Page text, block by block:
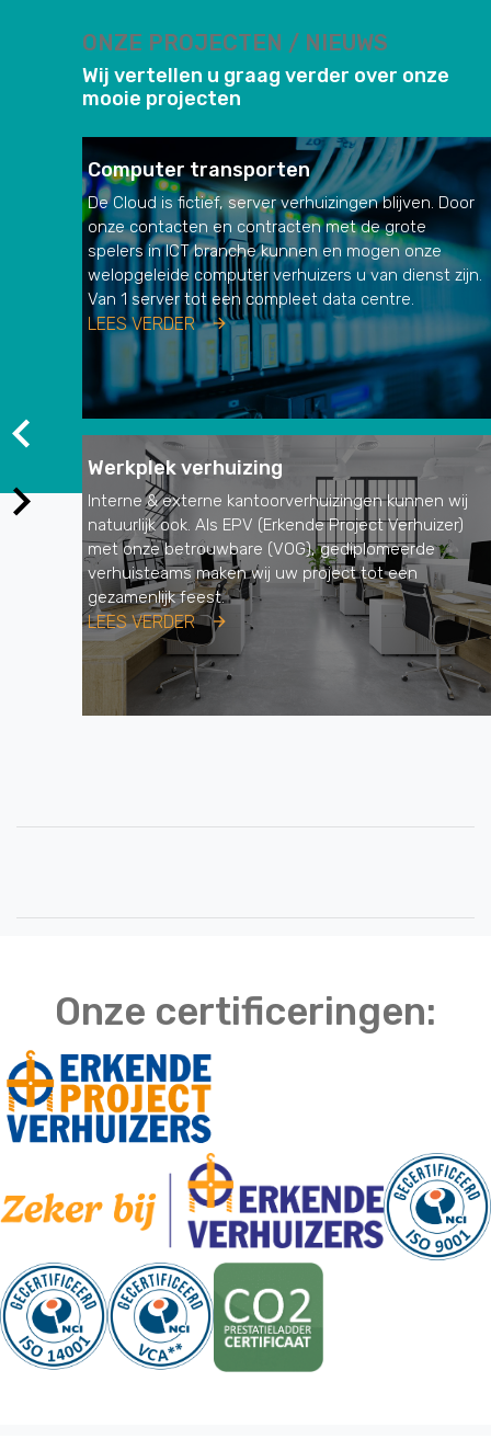
ONZE PROJECTEN / NIEUWS
Wij vertellen u graag verder over onze
mooie projecten
Computer transporten
De Cloud is fictief, server verhuizingen blijven. Door
onze contacten en contracten met de grote
spelers in ICT branche kunnen en mogen onze
welopgeleide computer verhuizers u van dienst zijn.
Van 1 server tot een compleet data centre.
LEES VERDER
Werkplek verhuizing
Interne & externe kantoorverhuizingen kunnen wij
natuurlijk ook. Als EPV (Erkende Project Verhuizer)
met onze betrouwbare (VOG), gediplomeerde
verhuisteams maken wij uw project tot een
gezamenlijk feest.
LEES VERDER
Onze certificeringen: